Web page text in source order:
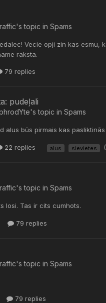
's topic in Spams
Vecie opji zin kas esmu,
raksta.
79 replies
pudeļali
's topic in Spams
alus būs pirmais kas
22 replies alus sievietes
's topic in Spams
losi. Tas ir cits cumhots.
79 replies
's topic in Spams
79 replies